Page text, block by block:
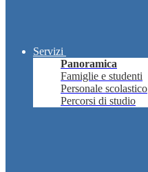
Servizi
Panoramica
Famiglie e studenti
Personale scolastico
Percorsi di studio